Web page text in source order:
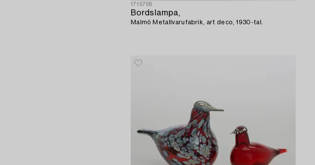
1715758
Bordslampa,
Malmö Metallvarufabrik, art deco, 1930-tal.